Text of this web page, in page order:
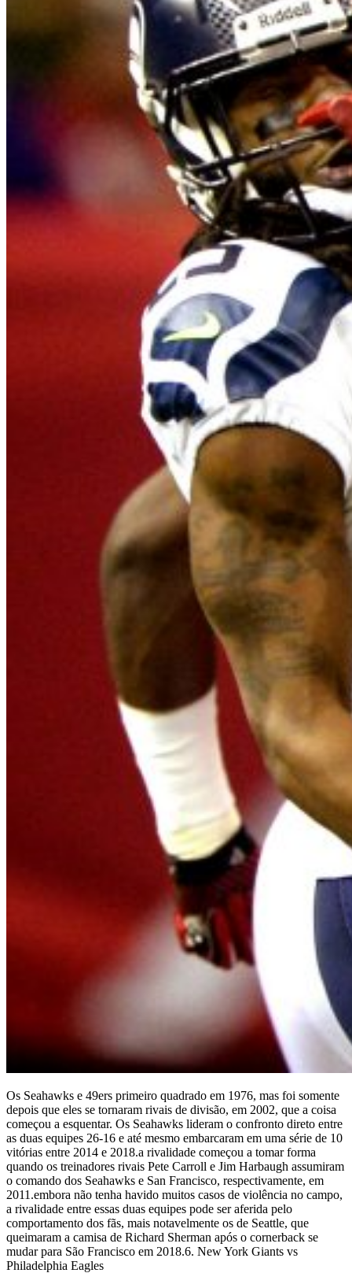
Os Seahawks e 49ers primeiro quadrado em 1976, mas foi somente
depois que eles se tornaram rivais de divisão, em 2002, que a coisa
começou a esquentar. Os Seahawks lideram o confronto direto entre
as duas equipes 26-16 e até mesmo embarcaram em uma série de 10
vitórias entre 2014 e 2018.a rivalidade começou a tomar forma
quando os treinadores rivais Pete Carroll e Jim Harbaugh assumiram
o comando dos Seahawks e San Francisco, respectivamente, em
2011.embora não tenha havido muitos casos de violência no campo,
a rivalidade entre essas duas equipes pode ser aferida pelo
comportamento dos fãs, mais notavelmente os de Seattle, que
queimaram a camisa de Richard Sherman após o cornerback se
mudar para São Francisco em 2018.6. New York Giants vs
Philadelphia Eagles